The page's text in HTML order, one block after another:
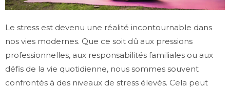
Le stress est devenu une réalité incontournable dans
nos vies modernes. Que ce soit dû aux pressions
professionnelles, aux responsabilités familiales ou aux
défis de la vie quotidienne, nous sommes souvent
confrontés à des niveaux de stress élevés. Cela peut